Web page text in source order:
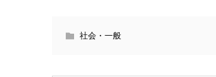
社会・一般